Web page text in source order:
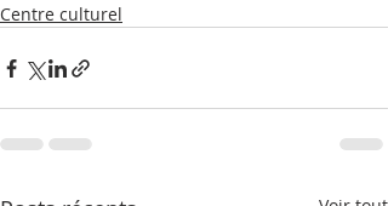
Centre culturel